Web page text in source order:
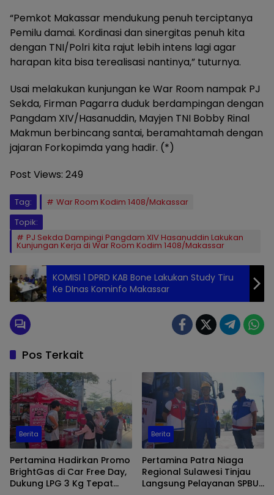
“Pemkot Makassar mendukung penuh terciptanya
Pemilu damai. Kordinasi dan sinergitas penuh kita
dengan TNI/Polri kita rajut lebih intens lagi agar
harapan kita bisa terealisasi nantinya,” tuturnya.
Usai melakukan kunjungan ke War Room nampak PJ
Sekda, Firman Pagarra duduk berdampingan dengan
Pangdam XIV/Hasanuddin, Mayjen TNI Bobby Rinal
Makmun berbincang santai, beramahtamah dengan
jajaran Forkopimda yang hadir. (*)
Post Views: 249
Tag:
War Room Kodim 1408/Makassar
Topik:
PJ Sekda Dampingi Pangdam XIV Hasanuddin Lakukan
Kunjungan Kerja di War Room Kodim 1408/Makassar
KOMISI 1 DPRD KAB Bone Lakukan Study Tiru
Ke DInas Kominfo Makassar
Pos Terkait
Berita
Pertamina Hadirkan Promo
BrightGas di Car Free Day,
Dukung LPG 3 Kg Tepat
Berita
Pertamina Patra Niaga
Regional Sulawesi Tinjau
Langsung Pelayanan SPBU